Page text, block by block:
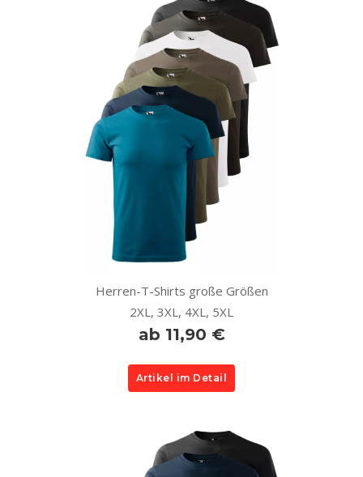
Herren-T-Shirts große Größen
2XL, 3XL, 4XL, 5XL
ab 11,90 €
Artikel im Detail